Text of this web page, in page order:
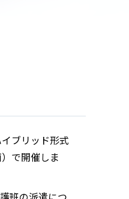
ブリッド形式
）で開催しま